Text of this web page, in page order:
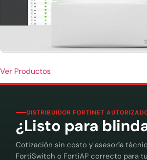
Ver Productos
DISTRIBUIDOR FORTINET
¿Listo para
Cotización sin costo y asesoría
FortiSwitch o FortiAP correcto para